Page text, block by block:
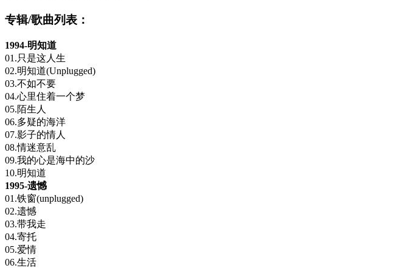
专辑/歌曲列表：
1994-明知道
01.只是这人生
02.明知道(Unplugged)
03.不如不要
04.心里住着一个梦
05.陌生人
06.多疑的海洋
07.影子的情人
08.情迷意乱
09.我的心是海中的沙
10.明知道
1995-遗憾
01.铁窗(unplugged)
02.遗憾
03.带我走
04.寄托
05.爱情
06.生活